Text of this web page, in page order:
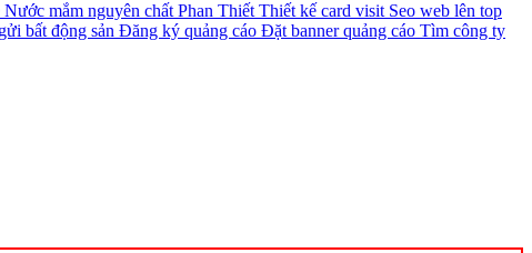
Nước mắm nguyên chất Phan Thiết Thiết kế card visit Seo web lên top
bất động sản Đăng ký quảng cáo Đặt banner quảng cáo Tìm công ty